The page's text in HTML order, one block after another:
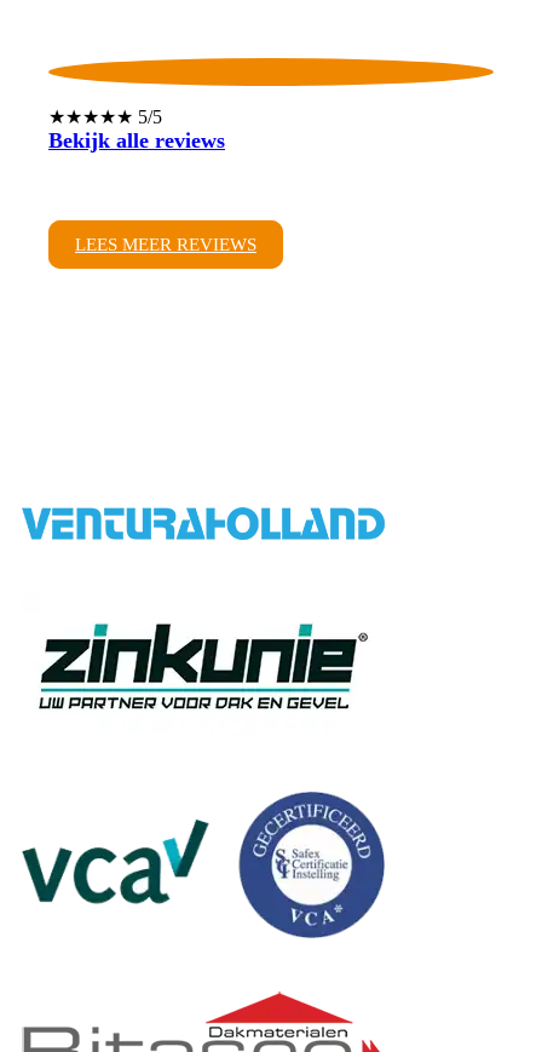
★★★★★ 5/5
Bekijk alle reviews
LEES MEER REVIEWS